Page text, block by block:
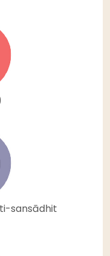
sansādhit